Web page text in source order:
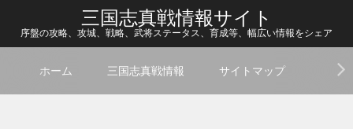
三国志真戦情報サイト
序盤の攻略、攻城、戦略、武将ステータス、育成等、幅広い情報をシェア
ホーム 三国志真戦情報 サイトマップ